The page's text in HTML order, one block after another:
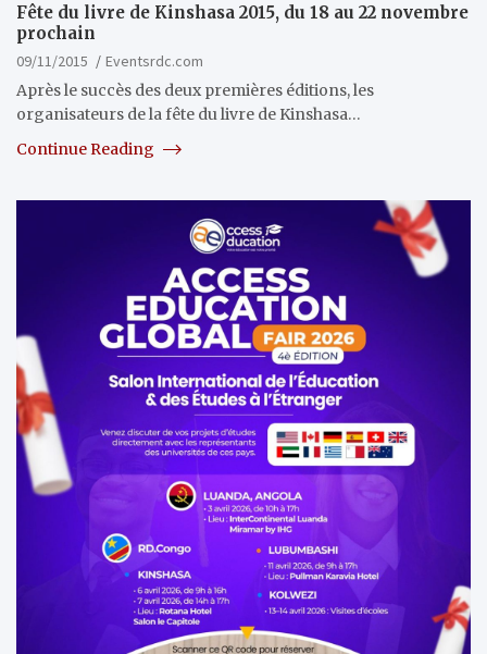
Fête du livre de Kinshasa 2015, du 18 au 22 novembre
prochain
09/11/2015
Eventsrdc.com
Après le succès des deux premières éditions, les
organisateurs de la fête du livre de Kinshasa…
Continue Reading